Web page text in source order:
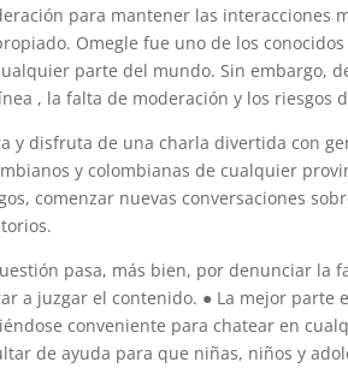
para mantener las interacciones
Omegle fue uno de los
parte del mundo. Sin embargo,
, la falta de moderación y los riesgos
y disfruta de una charla divertida con
y colombianas de cualquier
comenzar nuevas conversaciones
pasa, más bien, por denunciar la
a juzgar el contenido. ● La mejor parte
conveniente para chatear en
de ayuda para que niñas, niños y